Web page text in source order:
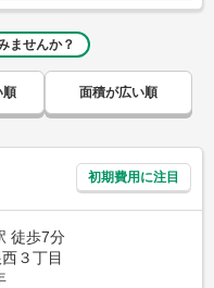
ませんか？
順 面積が広い順
初期費用に注目
徒歩7分
３丁目